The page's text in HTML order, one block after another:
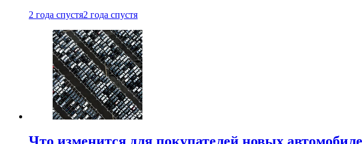
2 года спустя2 года спустя